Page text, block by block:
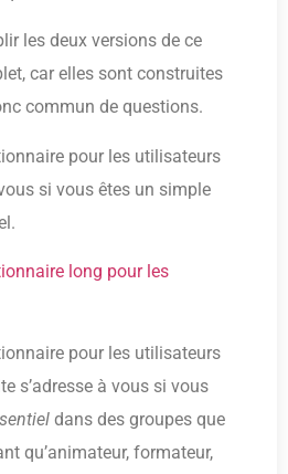
les deux versions de ce
car elles sont construites
commun de questions.
pour les utilisateurs
si vous êtes un simple
long pour les
pour les utilisateurs
s’adresse à vous si vous
dans des groupes que
qu’animateur, formateur,